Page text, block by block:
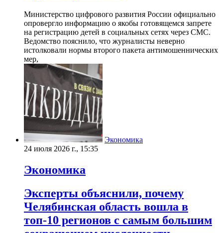
Министерство цифрового развития России официально
опровергло информацию о якобы готовящемся запрете
на регистрацию детей в социальных сетях через СМС.
Ведомство пояснило, что журналисты неверно
истолковали нормы второго пакета антимошеннических
мер,
Экономика
24 июля 2026 г., 15:35
Экономика
Эксперты объяснили, почему
Челябинская область вошла в
топ-10 регионов с самым большим